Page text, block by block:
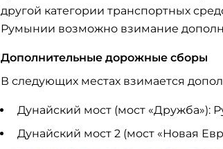
другой категории транспортных
Румынии возможно взимание
Дополнительные дорожные сборы
В следующих местах взимается
Дунайский мост (мост «Дружба»):
Дунайский мост 2 (мост «Новая